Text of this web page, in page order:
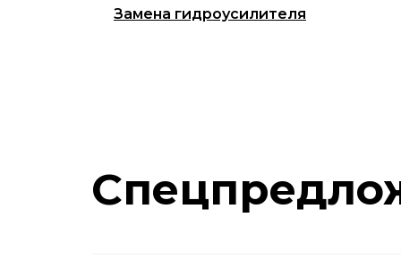
Замена гидроусилителя